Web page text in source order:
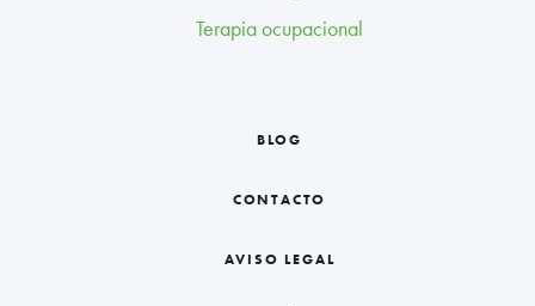
Terapia ocupacional
BLOG
CONTACTO
AVISO LEGAL